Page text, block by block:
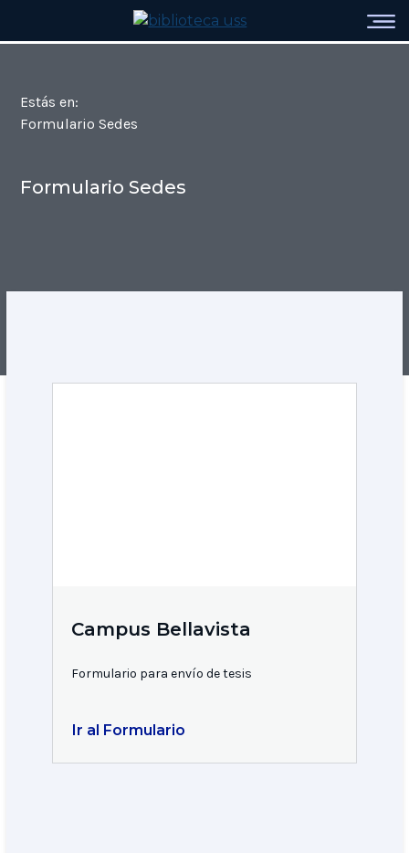
Estás en:
Formulario Sedes
Formulario Sedes
Campus Bellavista
Formulario para envío de tesis
Ir al Formulario